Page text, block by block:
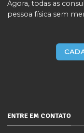
Agora, todas as
pessoa física sem
ENTRE EM CONTATO